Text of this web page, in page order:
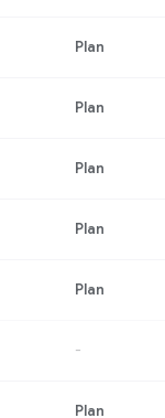
Plan
Plan
Plan
Plan
Plan
-
Plan